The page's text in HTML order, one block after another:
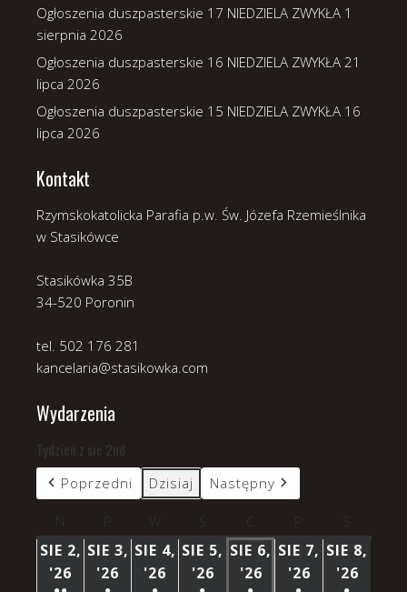
Ogłoszenia duszpasterskie 17 NIEDZIELA ZWYKŁA 1
sierpnia 2026
Ogłoszenia duszpasterskie 16 NIEDZIELA ZWYKŁA 21
lipca 2026
Ogłoszenia duszpasterskie 15 NIEDZIELA ZWYKŁA 16
lipca 2026
Kontakt
Rzymskokatolicka Parafia p.w. Św. Józefa Rzemieślnika
w Stasikówce
Stasikówka 35B
34-520 Poronin
tel. 502 176 281
kancelaria@stasikowka.com
Wydarzenia
Tydzień z sie 2nd
Poprzedni Dzisiaj Następny
SIE 2,
'26
SIE 3,
'26
SIE 4,
'26
SIE 5,
'26
SIE 6,
'26
SIE 7,
'26
SIE 8,
'26